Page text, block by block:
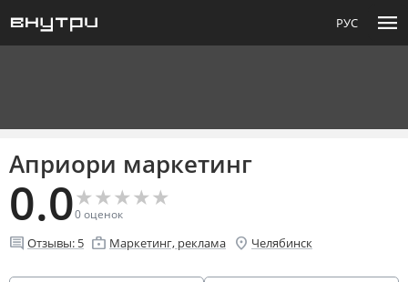
РУС menu
Априори маркетинг
0.0★
★★
★★
★★
★★
★
0оценок
comment Отзывы: 5 enterprise Маркетинг, реклама location_on Челябинск